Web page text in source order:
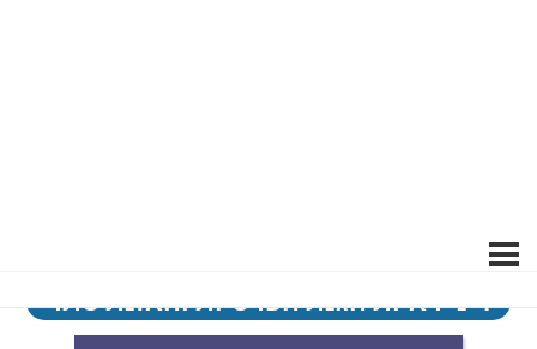
דיני ראיות הגנת הפרטיות והאזנת סתר